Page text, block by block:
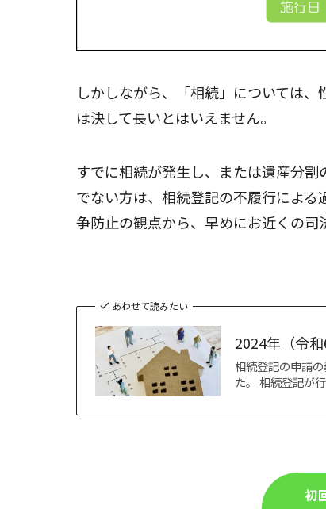
しかしながら、「相続」については
は決して長いとはいえません。
すでに相続が発生し、または遺産分
でない方は、相続登記の不履行によ
争防止の観点から、早めにお近くの司
あわせて読みたい
2024年（令
相続登記の申請
た。 相続登記が
初